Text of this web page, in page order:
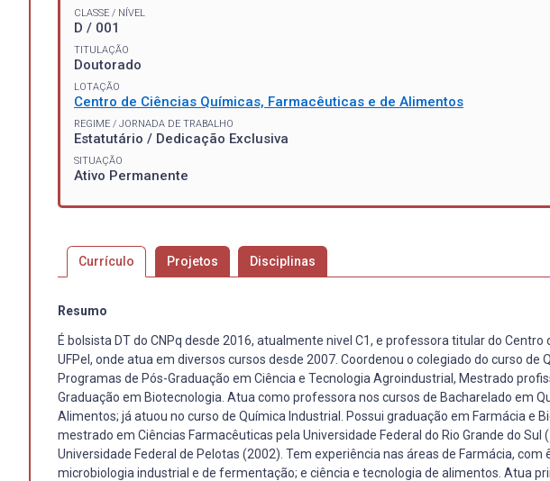
CLASSE / NÍVEL
D / 001
TITULAÇÃO
Doutorado
LOTAÇÃO
Centro de Ciências Químicas, Farmacêuticas e de Alimentos
REGIME / JORNADA DE TRABALHO
Estatutário / Dedicação Exclusiva
SITUAÇÃO
Ativo Permanente
Currículo Projetos Disciplinas
Resumo
É bolsista DT do CNPq desde 2016, atualmente nivel C1, e professora titular do
UFPel, onde atua em diversos cursos desde 2007. Coordenou o colegiado do curso
Programas de Pós-Graduação em Ciência e Tecnologia Agroindustrial, Mestrado
Graduação em Biotecnologia. Atua como professora nos cursos de Bacharelado em
Alimentos; já atuou no curso de Química Industrial. Possui graduação em Farmácia e
mestrado em Ciências Farmacêuticas pela Universidade Federal do Rio Grande do
Universidade Federal de Pelotas (2002). Tem experiência nas áreas de Farmácia,
microbiologia industrial e de fermentação; e ciência e tecnologia de alimentos. Atua